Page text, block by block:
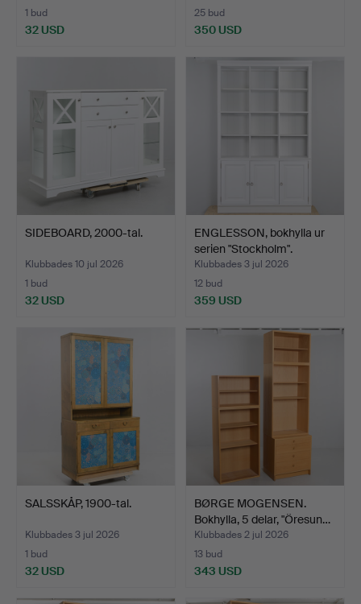
1 bud
32 USD
25 bud
350 USD
SIDEBOARD, 2000-tal.
Klubbades 10 jul 2026
1 bud
32 USD
ENGLESSON, bokhylla ur
serien "Stockholm".
Klubbades 3 jul 2026
12 bud
359 USD
SALSSKÅP, 1900-tal.
Klubbades 3 jul 2026
1 bud
32 USD
BØRGE MOGENSEN.
Bokhylla, 5 delar, "Öresun…
Klubbades 2 jul 2026
13 bud
343 USD